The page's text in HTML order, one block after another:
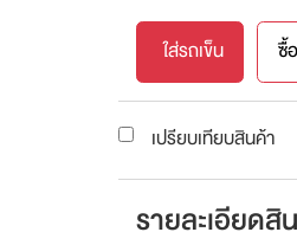
ใส่รถเข็น ซื้
เปรียบเทียบสินค้า
รายละเอียดสิ